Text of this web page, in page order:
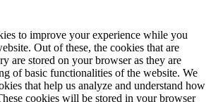
to improve your experience while you
Out of these, the cookies that are
are stored on your browser as they are
of basic functionalities of the website. We
that help us analyze and understand how
cookies will be stored in your browser